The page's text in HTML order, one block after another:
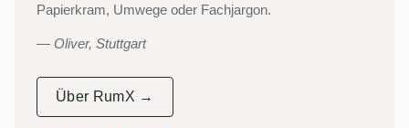
Papierkram, Umwege oder Fachjargon.
Oliver, Stuttgart
Über RumX →